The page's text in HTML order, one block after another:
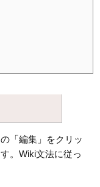
「編集」をクリッ
。Wiki文法に従っ